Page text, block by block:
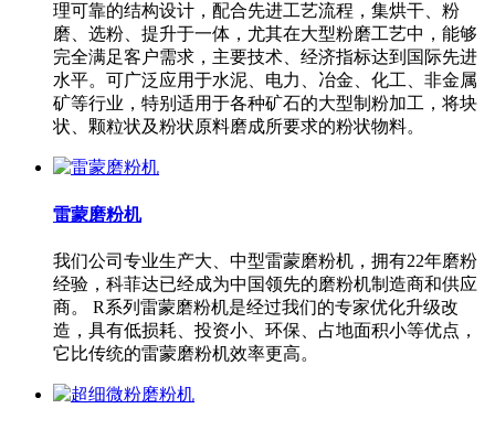
理可靠的结构设计，配合先进工艺流程，集烘干、粉
磨、选粉、提升于一体，尤其在大型粉磨工艺中，能够
完全满足客户需求，主要技术、经济指标达到国际先进
水平。可广泛应用于水泥、电力、冶金、化工、非金属
矿等行业，特别适用于各种矿石的大型制粉加工，将块
状、颗粒状及粉状原料磨成所要求的粉状物料。
雷蒙磨粉机
我们公司专业生产大、中型雷蒙磨粉机，拥有22年磨粉
经验，科菲达已经成为中国领先的磨粉机制造商和供应
商。 R系列雷蒙磨粉机是经过我们的专家优化升级改
造，具有低损耗、投资小、环保、占地面积小等优点，
它比传统的雷蒙磨粉机效率更高。